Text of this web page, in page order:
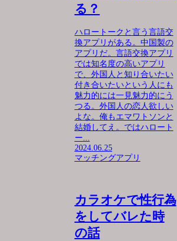
る？
ハロートークと言う言語交
換アプリがある。中国製の
アプリだ。言語交換アプリ
では知名度の高いアプリ
で、外国人と知り合いたい
付き合いたいという人にも
魅力的には一見魅力的にう
つる。外国人の恋人欲しい
よな。俺もエマワトソンと
結婚してえ。ではハロート
ー...
2024.06.25
マッチングアプリ
カラオケで性行為
をしてバレた時
の話